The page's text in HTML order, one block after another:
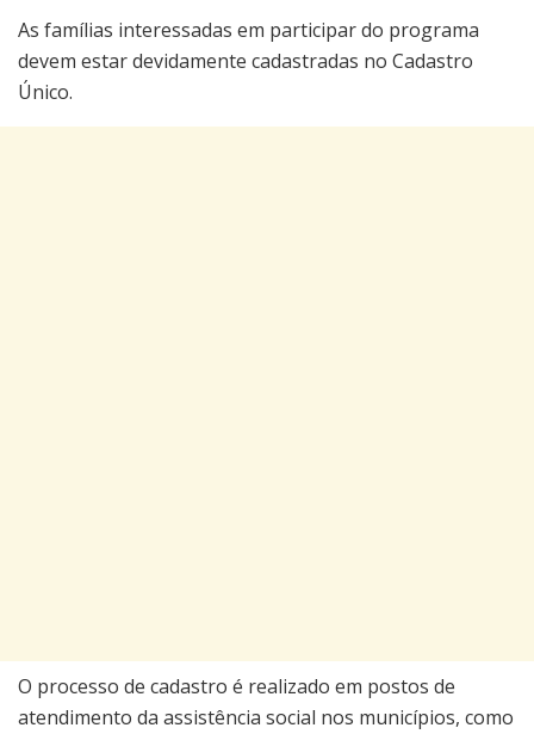
As famílias interessadas em participar do programa
devem estar devidamente cadastradas no Cadastro
Único.
O processo de cadastro é realizado em postos de
atendimento da assistência social nos municípios, como